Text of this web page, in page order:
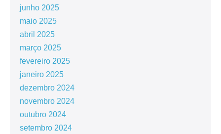
junho 2025
maio 2025
abril 2025
março 2025
fevereiro 2025
janeiro 2025
dezembro 2024
novembro 2024
outubro 2024
setembro 2024